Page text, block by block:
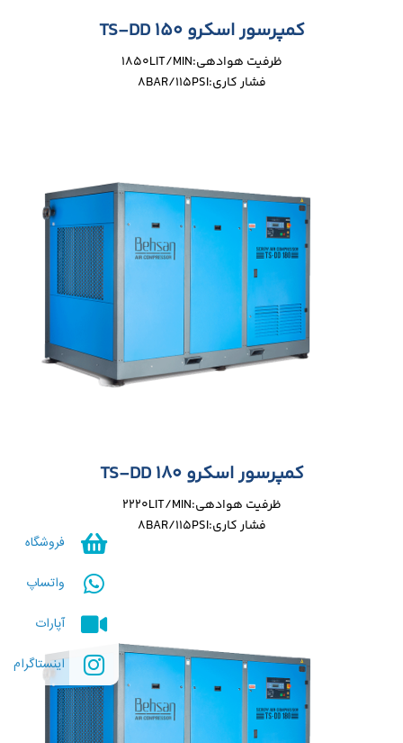
کمپرسور اسکرو TS-DD 150
ظرفیت هوادهی:1850LIT/MIN
فشار کاری:8BAR/115PSI
کمپرسور اسکرو TS-DD 180
ظرفیت هوادهی:2220LIT/MIN
فشار کاری:8BAR/115PSI
فروشگاه
واتساپ
آپارات
اینستاگرام